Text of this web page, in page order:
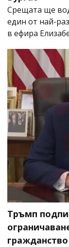
Срещата ще
един от най-
в ефира
Тръмп